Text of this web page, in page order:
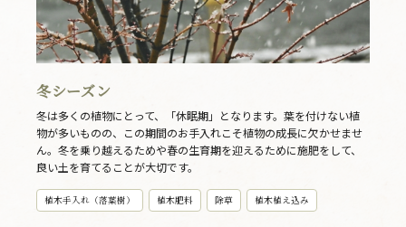
冬シーズン
冬は多くの植物にとって、「休眠期」となります。葉を付けない植
物が多いものの、この期間のお手入れこそ植物の成長に欠かせませ
ん。冬を乗り越えるためや春の生育期を迎えるために施肥をして、
良い土を育てることが大切です。
植木手入れ（落葉樹） 植木肥料 除草 植木植え込み